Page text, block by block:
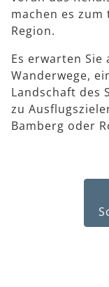
machen es
Region.
Es erwarten Sie
Wanderwege,
Landschaft des
zu
Bamberg oder